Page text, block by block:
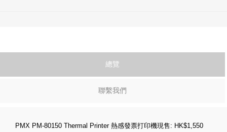
總覽
聯繫我們
PMX PM-80150 Thermal Printer 熱感發票打印機現售: HK$1,550